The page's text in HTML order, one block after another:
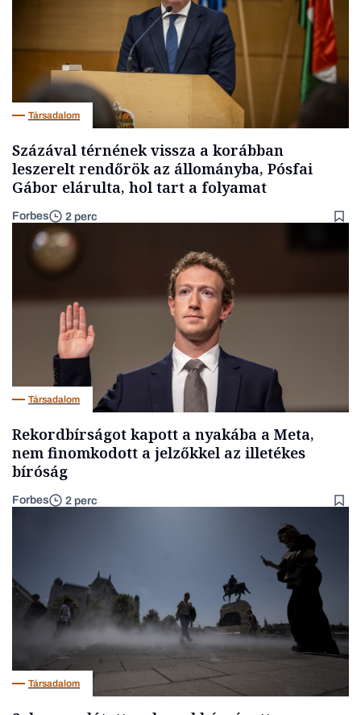
Társadalom
Százával térnének vissza a korábban
leszerelt rendőrök az állományba, Pósfai
Gábor elárulta, hol tart a folyamat
Forbes 2 perc
Társadalom
Rekordbírságot kapott a nyakába a Meta,
nem finomkodott a jelzőkkel az illetékes
bíróság
Forbes 2 perc
Társadalom